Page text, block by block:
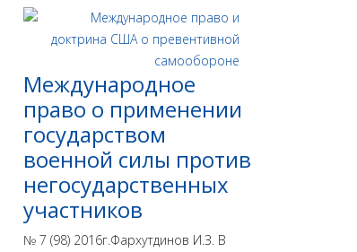
Международное
право о применении
государством
военной силы против
негосударственных
участников
№ 7 (98) 2016г.Фархутдинов И.З. В